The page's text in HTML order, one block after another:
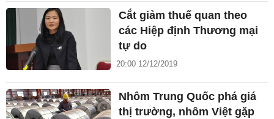
Cắt giảm thuế quan theo
các Hiệp định Thương mại
tự do
20:00 12/12/2019
Nhôm Trung Quốc phá giá
thị trường, nhôm Việt gặp